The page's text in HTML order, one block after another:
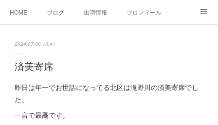
HOME ブログ 出演情報 プロフィール
2024.07.08 10:41
済美寄席
昨日は年一でお世話になってる北区は滝野川の済美寄席でし
た。
一言で最高です。